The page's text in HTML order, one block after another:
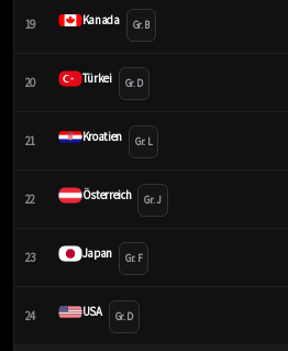
19 Kanada Gr. B
20 Türkei Gr. D
21 Kroatien Gr. L
22 Österreich Gr. J
23 Japan Gr. F
24 USA Gr. D